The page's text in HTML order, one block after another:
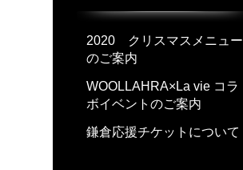
2020 クリスマスメニュー
のご案内
WOOLLAHRA×La vie コラ
ボイベントのご案内
鎌倉応援チケットについて